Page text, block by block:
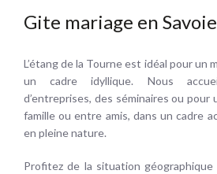
Gite mariage en
L’étang de la Tourne est idéal pour un
un cadre idyllique. Nous
d’entreprises, des séminaires ou pour
famille ou entre amis, dans un cadre
en pleine nature.
Profitez de la situation géographique